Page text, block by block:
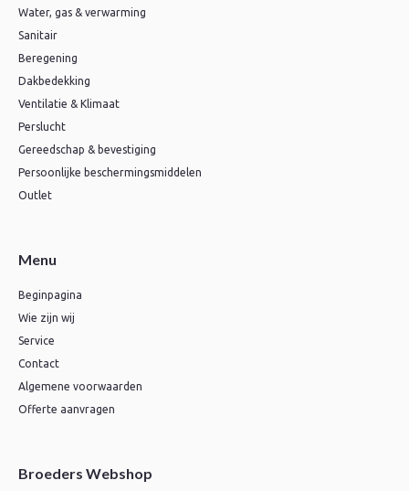
Water, gas & verwarming
Sanitair
Beregening
Dakbedekking
Ventilatie & Klimaat
Perslucht
Gereedschap & bevestiging
Persoonlijke beschermingsmiddelen
Outlet
Menu
Beginpagina
Wie zijn wij
Service
Contact
Algemene voorwaarden
Offerte aanvragen
Broeders Webshop